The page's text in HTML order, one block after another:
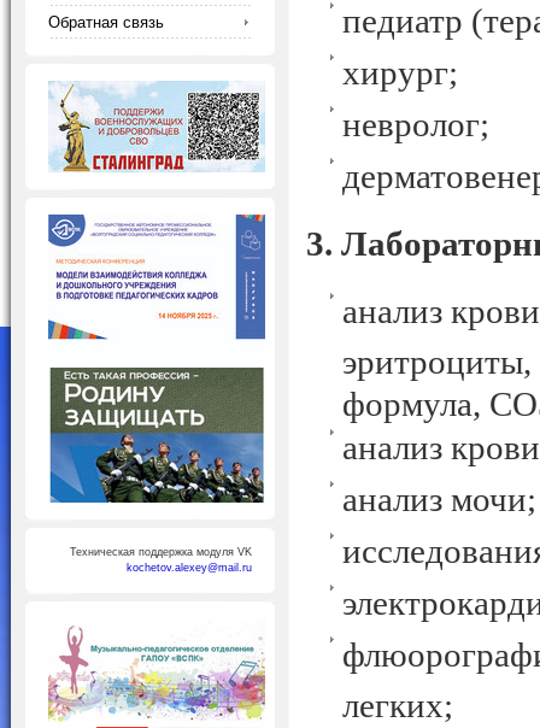
педиатр
3.
анализ
формула,
анализ
анализ мочи;
легких;
Обратная связь
Техническая поддержка модуля VK
kochetov.alexey@mail.ru